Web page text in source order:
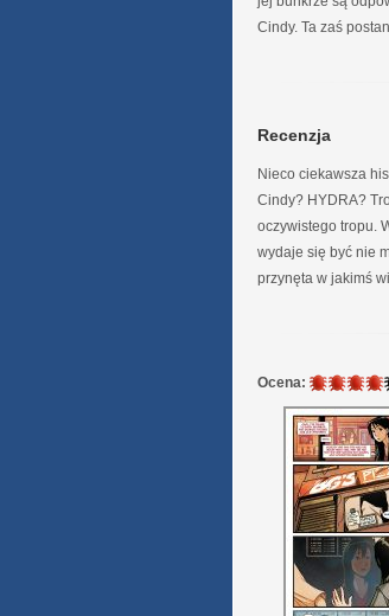
Cindy. Ta zaś
Recenzja
Nieco ciekawsza
Cindy? HYDRA?
oczywistego tropu.
wydaje się być nie
przynęta w jakimś
Ocena: 4
6